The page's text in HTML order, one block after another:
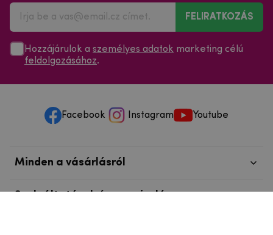
FELIRATKOZÁS
Hozzájárulok a személyes adatok marketing célú
feldolgozásához.
Facebook Instagram Youtube
Minden a vásárlásról